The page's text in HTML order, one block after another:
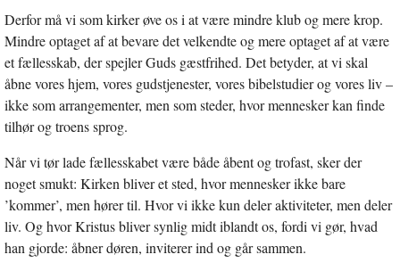
Derfor må vi som kirker øve os i at være mindre klub og mere krop.
Mindre optaget af at bevare det velkendte og mere optaget af at være
et fællesskab, der spejler Guds gæstfrihed. Det betyder, at vi skal
åbne vores hjem, vores gudstjenester, vores bibelstudier og vores liv –
ikke som arrangementer, men som steder, hvor mennesker kan finde
tilhør og troens sprog.
Når vi tør lade fællesskabet være både åbent og trofast, sker der
noget smukt: Kirken bliver et sted, hvor mennesker ikke bare
’kommer’, men hører til. Hvor vi ikke kun deler aktiviteter, men deler
liv. Og hvor Kristus bliver synlig midt iblandt os, fordi vi gør, hvad
han gjorde: åbner døren, inviterer ind og går sammen.